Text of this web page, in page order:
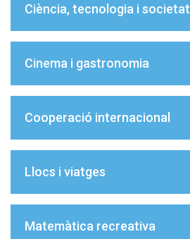
Ciència, tecnologia i societat
Cinema i gastronomia
Cooperació internacional
Llocs i viatges
Matemàtica recreativa